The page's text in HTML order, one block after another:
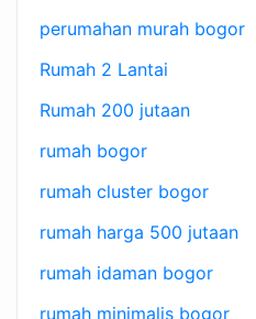
perumahan murah bogor
Rumah 2 Lantai
Rumah 200 jutaan
rumah bogor
rumah cluster bogor
rumah harga 500 jutaan
rumah idaman bogor
rumah minimalis bogor